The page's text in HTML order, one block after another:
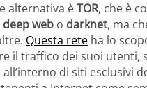
alternativa èTOR, che è
deep web o darknet, ma
Questa rete ha lo
il traffico dei suoi utenti,
di siti esclusivi